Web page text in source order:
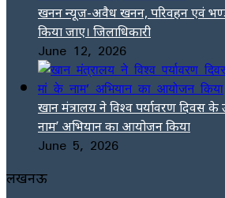
खनन न्यूज-अवैध खनन, परिवहन एवं
किया जाए। जिलाधिकारी
June 12, 2026
खान मंत्रालय ने विश्व पर्यावरण दिवस
नाम’ अभियान का आयोजन किया
June 5, 2026
लखनऊ